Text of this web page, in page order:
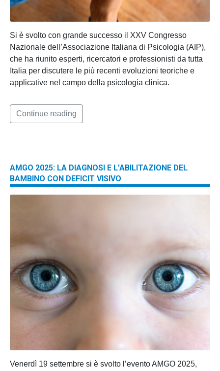
Si è svolto con grande successo il XXV Congresso
Nazionale dell’Associazione Italiana di Psicologia (AIP),
che ha riunito esperti, ricercatori e professionisti da tutta
Italia per discutere le più recenti evoluzioni teoriche e
applicative nel campo della psicologia clinica.
Continue reading
AMGO 2025: LA DIAGNOSI E L’ABILITAZIONE DEL
BAMBINO CON DEFICIT VISIVO
Venerdì 19 settembre si è svolto l’evento AMGO 2025,